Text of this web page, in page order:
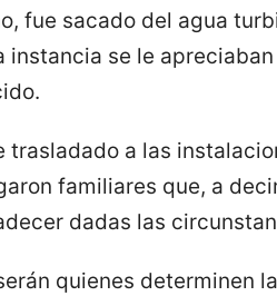
fue sacado del agua
instancia se le
trasladado a las
familiares que, a
dadas las
quienes determinen